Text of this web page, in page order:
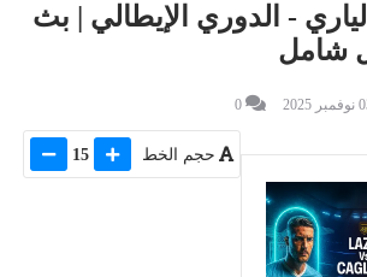
- الدوري الإيطالي | بث
شامل
0
حجم الخط 15